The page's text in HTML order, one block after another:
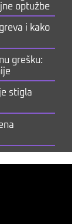
optužbe
i kako
grešku:
stigla